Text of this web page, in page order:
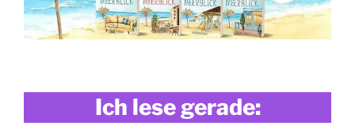
Ich lese gerade: